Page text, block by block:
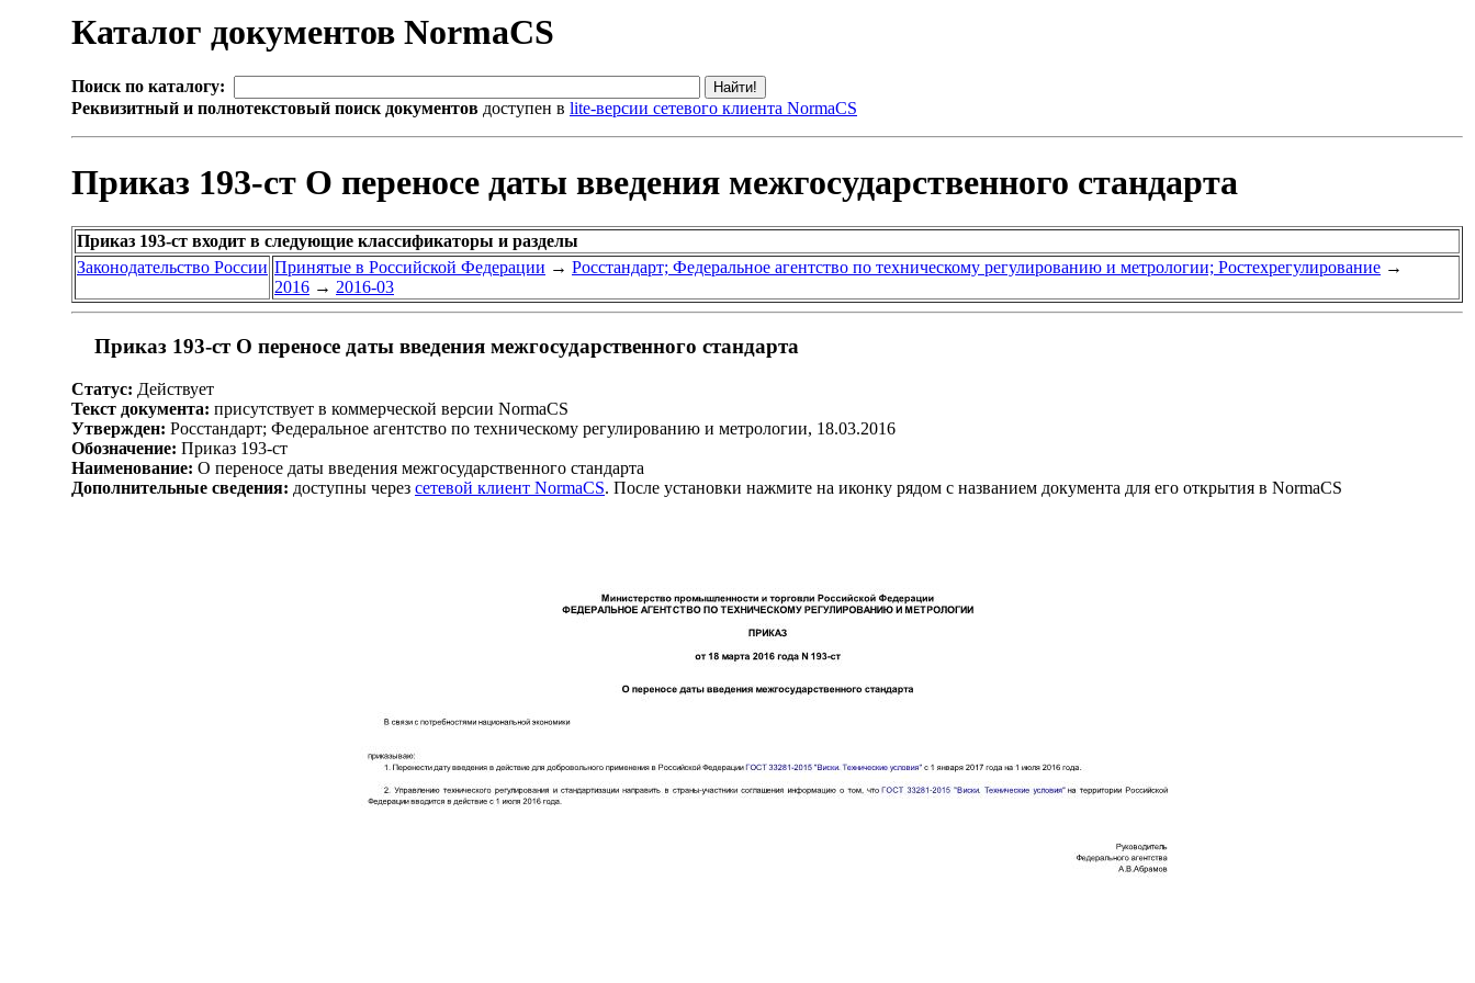
Каталог документов NormaCS
Поиск по каталогу:
Реквизитный и полнотекстовый поиск документов доступен в lite-версии сетевого клиента NormaCS
Приказ 193-ст О переносе даты введения межгосударственного стандарта
Приказ 193-ст входит в следующие классификаторы и разделы
Законодательство России Принятые в Российской Федерации → Росстандарт; Федеральное агентство по техническому регулированию и метрологии; Ростехрегулирование →
2016 → 2016-03
Приказ 193-ст О переносе даты введения межгосударственного стандарта
Статус: Действует
Текст документа: присутствует в коммерческой версии NormaCS
Утвержден: Росстандарт; Федеральное агентство по техническому регулированию и метрологии, 18.03.2016
Обозначение: Приказ 193-ст
Наименование: О переносе даты введения межгосударственного стандарта
Дополнительные сведения: доступны через сетевой клиент NormaCS. После установки нажмите на иконку рядом с названием документа для его открытия в NormaCS